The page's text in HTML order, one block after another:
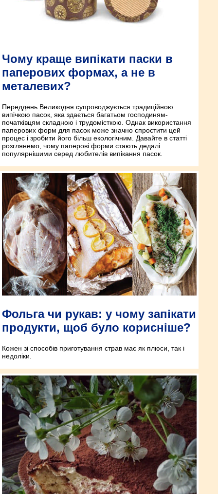
Чому краще випікати паски в
паперових формах, а не в
металевих?
Переддень Великодня супроводжується традиційною
випічкою пасок, яка здається багатьом господиням-
початківцям складною і трудомісткою. Однак використання
паперових форм для пасок може значно спростити цей
процес і зробити його більш екологічним. Давайте в статті
розглянемо, чому паперові форми стають дедалі
популярнішими серед любителів випікання пасок.
Фольга чи рукав: у чому запікати
продукти, щоб було корисніше?
Кожен зі способів приготування страв має як плюси, так і
недоліки.